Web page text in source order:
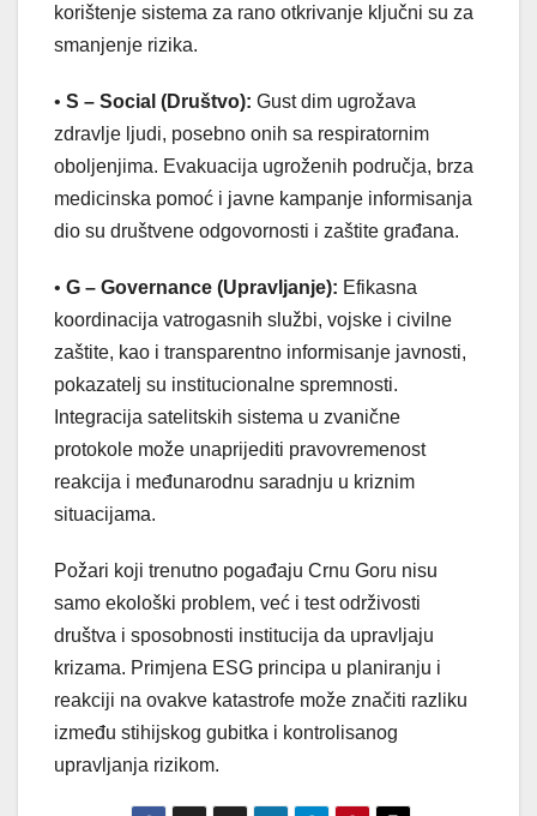
korištenje sistema za rano otkrivanje ključni su za
smanjenje rizika.
• S – Social (Društvo): Gust dim ugrožava
zdravlje ljudi, posebno onih sa respiratornim
oboljenjima. Evakuacija ugroženih područja, brza
medicinska pomoć i javne kampanje informisanja
dio su društvene odgovornosti i zaštite građana.
• G – Governance (Upravljanje): Efikasna
koordinacija vatrogasnih službi, vojske i civilne
zaštite, kao i transparentno informisanje javnosti,
pokazatelj su institucionalne spremnosti.
Integracija satelitskih sistema u zvanične
protokole može unaprijediti pravovremenost
reakcija i međunarodnu saradnju u kriznim
situacijama.
Požari koji trenutno pogađaju Crnu Goru nisu
samo ekološki problem, već i test održivosti
društva i sposobnosti institucija da upravljaju
krizama. Primjena ESG principa u planiranju i
reakciji na ovakve katastrofe može značiti razliku
između stihijskog gubitka i kontrolisanog
upravljanja rizikom.